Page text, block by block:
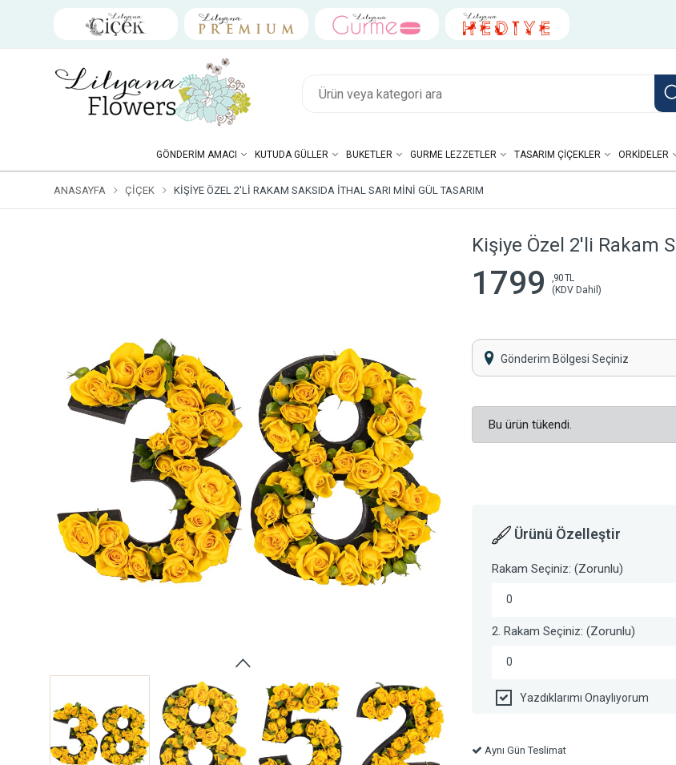
GÖNDERIM AMACI KUTUDA GÜLLER BUKETLER GURME LEZZETLER TASARIM ÇIÇEKLER ORKIDELER
ANASAYFA ÇIÇEK KIŞIYE ÖZEL 2'LI RAKAM SAKSIDA İTHAL SARI MINI GÜL TASARIM
Kişiye Özel 2'li Rakam
1799
,90 TL
(KDV Dahil)
Gönderim Bölgesi Seçiniz
Bu ürün tükendi.
Ürünü Özelleştir
Rakam Seçiniz: (Zorunlu)
0
2. Rakam Seçiniz: (Zorunlu)
0
Yazdıklarımı Onaylıyorum
Aynı Gün Teslimat